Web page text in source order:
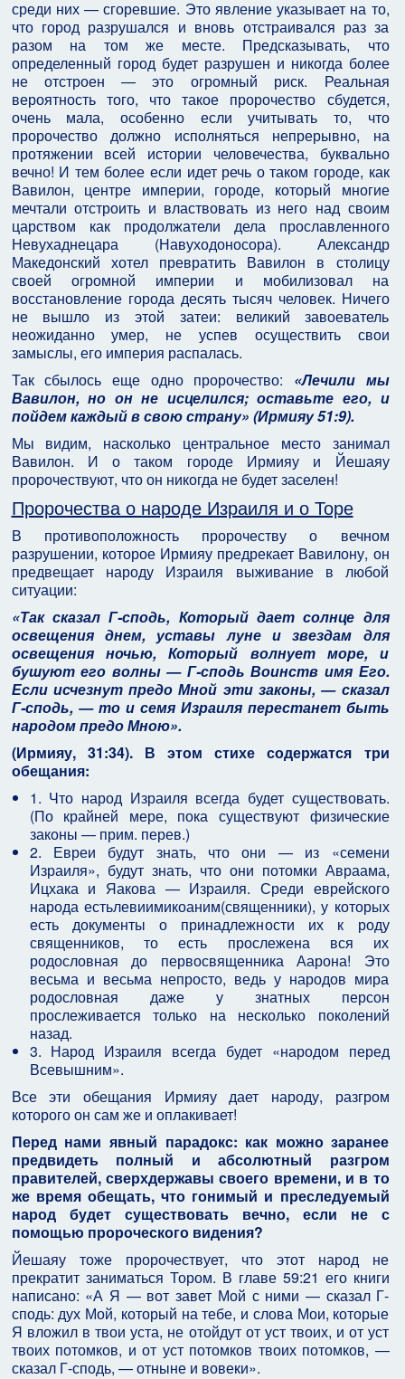
среди них — сгоревшие. Это явление указывает на то,
что город разрушался и вновь отстраивался раз за
разом на том же месте. Предсказывать, что
определенный город будет разрушен и никогда более
не отстроен — это огромный риск. Реальная
вероятность того, что такое пророчество сбудется,
очень мала, особенно если учитывать то, что
пророчество должно исполняться непрерывно, на
протяжении всей истории человечества, буквально
вечно! И тем более если идет речь о таком городе, как
Вавилон, центре империи, городе, который многие
мечтали отстроить и властвовать из него над своим
царством как продолжатели дела прославленного
Невухаднецара (Навуходоносора). Александр
Македонский хотел превратить Вавилон в столицу
своей огромной империи и мобилизовал на
восстановление города десять тысяч человек. Ничего
не вышло из этой затеи: великий завоеватель
неожиданно умер, не успев осуществить свои
замыслы, его империя распалась.
Так сбылось еще одно пророчество: «Лечили мы
Вавилон, но он не исцелился; оставьте его, и
пойдем каждый в свою страну» (Ирмияу 51:9).
Мы видим, насколько центральное место занимал
Вавилон. И о таком городе Ирмияу и Йешаяу
пророчествуют, что он никогда не будет заселен!
Пророчества о народе Израиля и о Торе
В противоположность пророчеству о вечном
разрушении, которое Ирмияу предрекает Вавилону, он
предвещает народу Израиля выживание в любой
ситуации:
«Так сказал Г-сподь, Который дает солнце для
освещения днем, уставы луне и звездам для
освещения ночью, Который волнует море, и
бушуют его волны — Г-сподь Воинств имя Его.
Если исчезнут предо Мной эти законы, — сказал
Г-сподь, — то и семя Израиля перестанет быть
народом предо Мною».
(Ирмияу, 31:34). В этом стихе содержатся три
обещания:
1. Что народ Израиля всегда будет существовать.
(По крайней мере, пока существуют физические
законы — прим. перев.)
2. Евреи будут знать, что они — из «семени
Израиля», будут знать, что они потомки Авраама,
Ицхака и Яакова — Израиля. Среди еврейского
народа естьлевиимикоаним(священники), у которых
есть документы о принадлежности их к роду
священников, то есть прослежена вся их
родословная до первосвященника Аарона! Это
весьма и весьма непросто, ведь у народов мира
родословная даже у знатных персон
прослеживается только на несколько поколений
назад.
3. Народ Израиля всегда будет «народом перед
Всевышним».
Все эти обещания Ирмияу дает народу, разгром
которого он сам же и оплакивает!
Перед нами явный парадокс: как можно заранее
предвидеть полный и абсолютный разгром
правителей, сверхдержавы своего времени, и в то
же время обещать, что гонимый и преследуемый
народ будет существовать вечно, если не с
помощью пророческого видения?
Йешаяу тоже пророчествует, что этот народ не
прекратит заниматься Тором. В главе 59:21 его книги
написано: «А Я — вот завет Мой с ними — сказал Г-
сподь: дух Мой, который на тебе, и слова Мои, которые
Я вложил в твои уста, не отойдут от уст твоих, и от уст
твоих потомков, и от уст потомков твоих потомков, —
сказал Г-сподь, — отныне и вовеки».